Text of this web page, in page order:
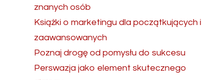
znanych osób
Książki o marketingu dla początkujących i
zaawansowanych
Poznaj drogę od pomysłu do sukcesu
Perswazja jako element skutecznego